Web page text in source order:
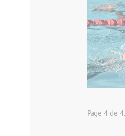
Page 4 de 4.